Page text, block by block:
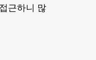
근하니 많